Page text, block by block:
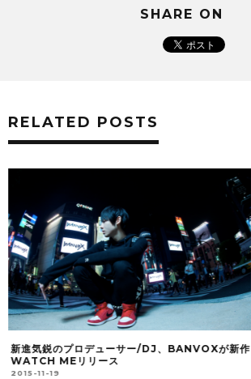
SHARE ON
RELATED POSTS
新進気鋭のプロデューサー/DJ、BANVOXが新作
WATCH MEリリース
2015-11-19